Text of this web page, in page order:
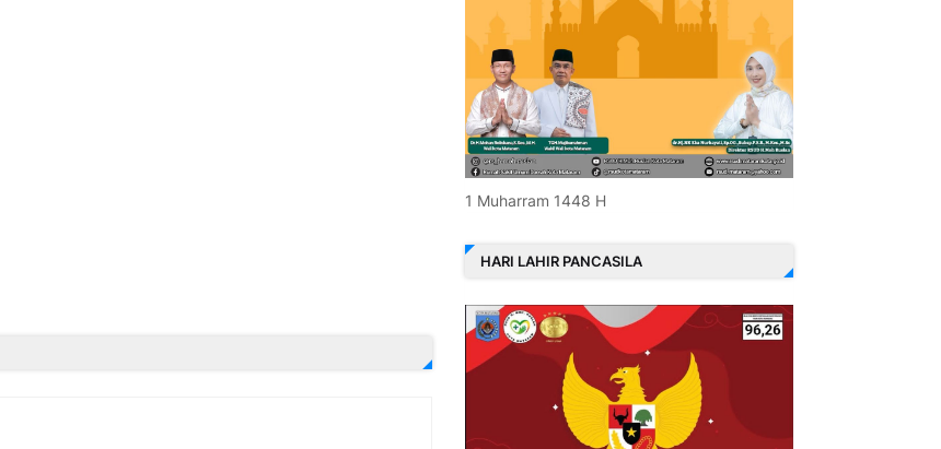
1 Muharram 1448 H
HARI LAHIR PANCASILA